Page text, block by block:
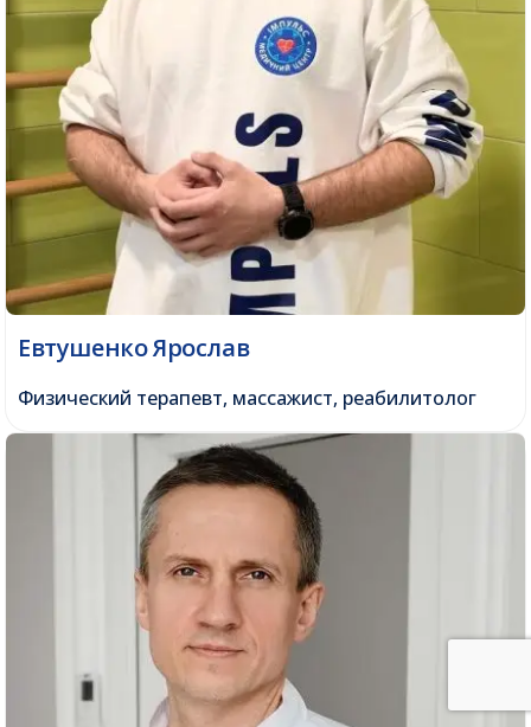
Евтушенко Ярослав
Физический терапевт, массажист, реабилитолог